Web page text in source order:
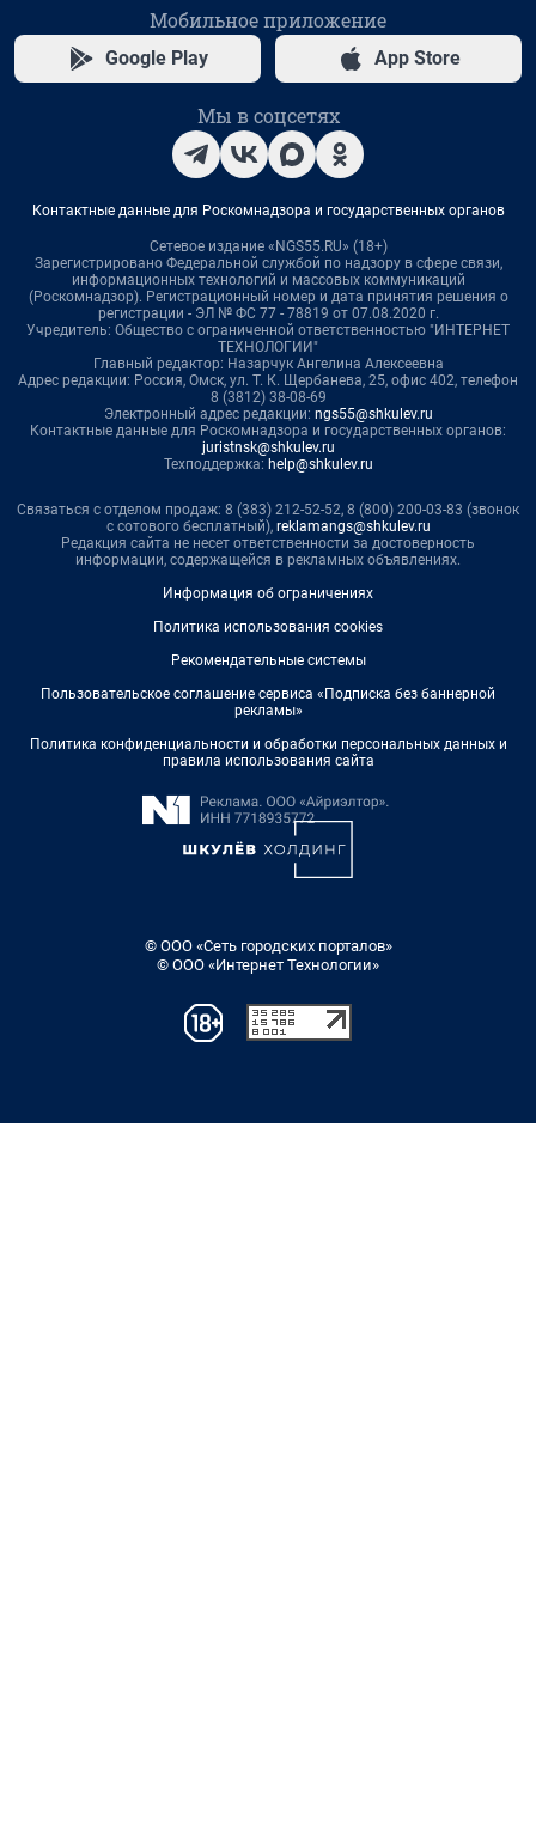
Мобильное приложение
Google Play App Store
Мы в соцсетях
Контактные данные для Роскомнадзора и государственных органов
Сетевое издание «NGS55.RU» (18+)
Зарегистрировано Федеральной службой по надзору в сфере связи,
информационных технологий и массовых коммуникаций
(Роскомнадзор). Регистрационный номер и дата принятия решения о
регистрации - ЭЛ № ФС 77 - 78819 от 07.08.2020 г.
Учредитель: Общество с ограниченной ответственностью "ИНТЕРНЕТ
ТЕХНОЛОГИИ"
Главный редактор: Назарчук Ангелина Алексеевна
Адрес редакции: Россия, Омск, ул. Т. К. Щербанева, 25, офис 402, телефон
8 (3812) 38-08-69
Электронный адрес редакции: ngs55@shkulev.ru
Контактные данные для Роскомнадзора и государственных органов:
juristnsk@shkulev.ru
Техподдержка: help@shkulev.ru
Связаться с отделом продаж: 8 (383) 212-52-52, 8 (800) 200-03-83 (звонок
с сотового бесплатный), reklamangs@shkulev.ru
Редакция сайта не несет ответственности за достоверность
информации, содержащейся в рекламных объявлениях.
Информация об ограничениях
Политика использования cookies
Рекомендательные системы
Пользовательское соглашение сервиса «Подписка без баннерной
рекламы»
Политика конфиденциальности и обработки персональных данных и
правила использования сайта
© ООО «Сеть городских порталов»
© ООО «Интернет Технологии»